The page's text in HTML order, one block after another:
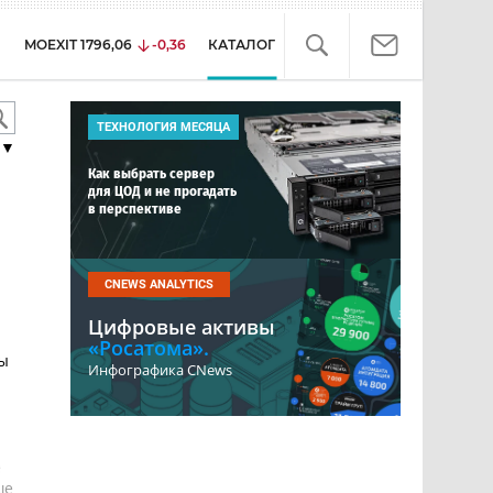
MOEXIT 1796,06 -0,36 КАТАЛОГ
▼
ТЕХНОЛОГИЯ МЕСЯЦА
Как выбрать сервер
для ЦОД и не прогадать
в перспективе
CNEWS ANALYTICS
Цифровые активы
«Росатома».
Инфографика CNews